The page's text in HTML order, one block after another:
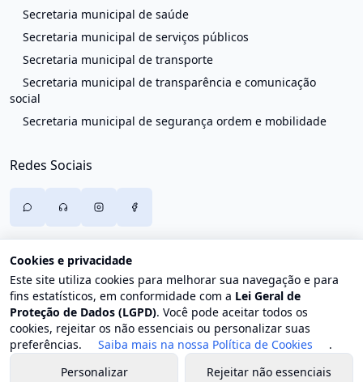
Secretaria municipal de saúde
Secretaria municipal de serviços públicos
Secretaria municipal de transporte
Secretaria municipal de transparência e comunicação
social
Secretaria municipal de segurança ordem e mobilidade
Redes Sociais
Cookies e privacidade
Este site utiliza cookies para melhorar sua navegação e para
fins estatísticos, em conformidade com a Lei Geral de
Proteção de Dados (LGPD). Você pode aceitar todos os
cookies, rejeitar os não essenciais ou personalizar suas
preferências.
Saiba mais na nossa Política de Cookies
.
Personalizar
Rejeitar não essenciais